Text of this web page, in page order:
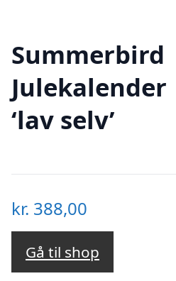
Summerbird
‘lav selv’
kr. 388,00
Gå til shop